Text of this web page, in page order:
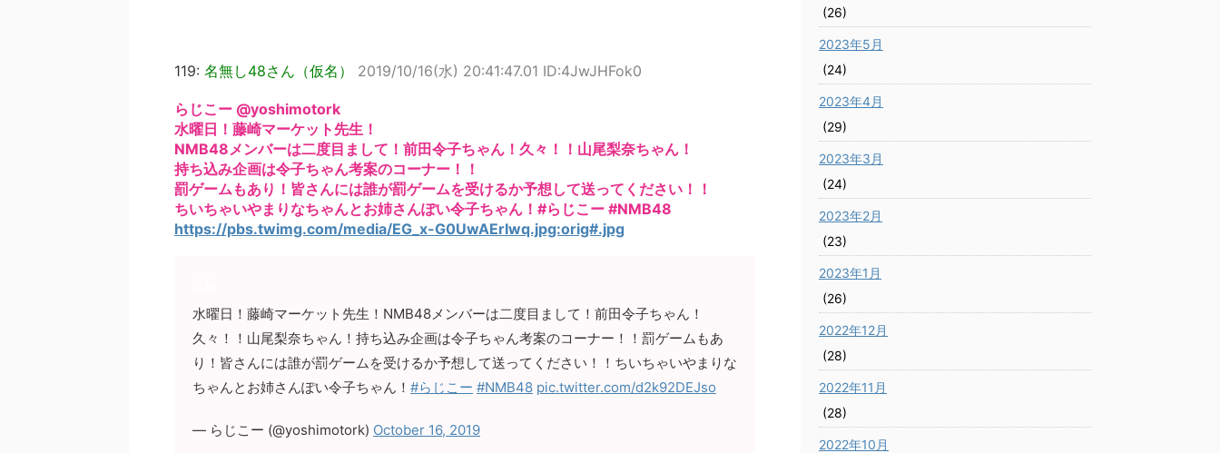
119: 名無し48さん（仮名） 2019/10/16(水) 20:41:47.01 ID:4JwJHFok0
らじこー @yoshimotork
水曜日！藤崎マーケット先生！
NMB48メンバーは二度目まして！前田令子ちゃん！久々！！山尾梨奈ちゃん！
持ち込み企画は令子ちゃん考案のコーナー！！
罰ゲームもあり！皆さんには誰が罰ゲームを受けるか予想して送ってください！！
ちいちゃいやまりなちゃんとお姉さんぽい令子ちゃん！#らじこー #NMB48
https://pbs.twimg.com/media/EG_x-G0UwAErIwq.jpg:orig#.jpg
水曜日！藤崎マーケット先生！NMB48メンバーは二度目まして！前田令子ちゃん！
久々！！山尾梨奈ちゃん！持ち込み企画は令子ちゃん考案のコーナー！！罰ゲームもあ
り！皆さんには誰が罰ゲームを受けるか予想して送ってください！！ちいちゃいやまりな
ちゃんとお姉さんぽい令子ちゃん！ #らじこー #NMB48 pic.twitter.com/d2k92DEJso
— らじこー (@yoshimotork) October 16, 2019
(26)
2023年5月
(24)
2023年4月
(29)
2023年3月
(24)
2023年2月
(23)
2023年1月
(26)
2022年12月
(28)
2022年11月
(28)
2022年10月